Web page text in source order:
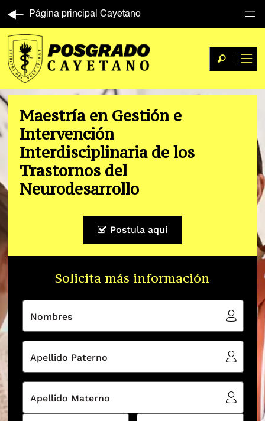
Página principal Cayetano
Maestría en Gestión e
Intervención
Interdisciplinaria de los
Trastornos del
Neurodesarrollo
Postula aquí
Solicita más información
Nombres
Apellido Paterno
Apellido Materno